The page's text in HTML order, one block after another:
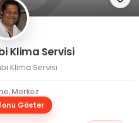
Klima Servisi
Klima Servisi
Merkez
Göster